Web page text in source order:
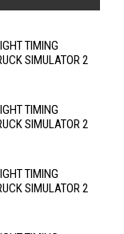
TIMING
SIMULATOR 2
TIMING
SIMULATOR 2
TIMING
SIMULATOR 2